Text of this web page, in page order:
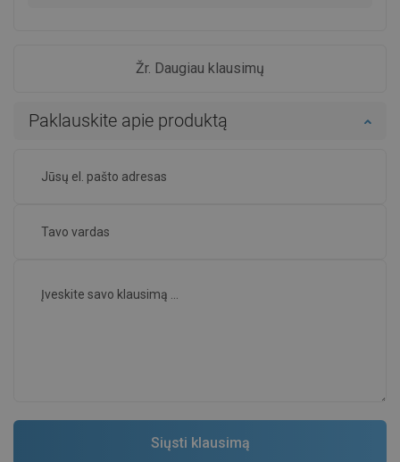
Žr. Daugiau klausimų
Paklauskite apie produktą